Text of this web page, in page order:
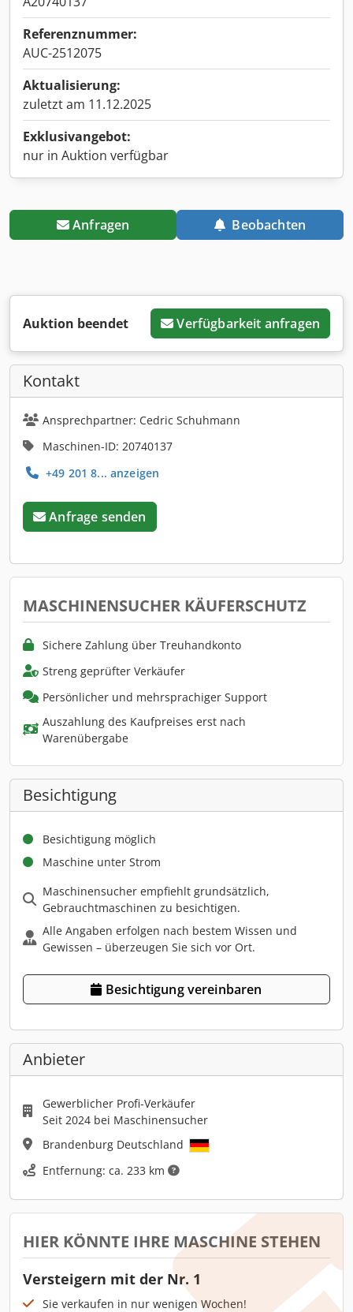
Referenznummer:
AUC-2512075
Aktualisierung:
zuletzt am 11.12.2025
Exklusivangebot:
nur in Auktion verfügbar
Anfragen Beobachten
Auktion beendet Verfügbarkeit anfragen
Kontakt
Ansprechpartner: Cedric Schuhmann
Maschinen-ID: 20740137
+49 201 8... anzeigen
Anfrage senden
MASCHINENSUCHER KÄUFERSCHUTZ
Sichere Zahlung über Treuhandkonto
Streng geprüfter Verkäufer
Persönlicher und mehrsprachiger Support
Auszahlung des Kaufpreises erst nach
Warenübergabe
Besichtigung
Besichtigung möglich
Maschine unter Strom
Maschinensucher empfiehlt grundsätzlich,
Gebrauchtmaschinen zu besichtigen.
Alle Angaben erfolgen nach bestem Wissen und
Gewissen – überzeugen Sie sich vor Ort.
Besichtigung vereinbaren
Anbieter
Gewerblicher Profi-Verkäufer
Seit 2024 bei Maschinensucher
Brandenburg Deutschland
Entfernung: ca. 233 km
HIER KÖNNTE IHRE MASCHINE STEHEN
Versteigern mit der Nr. 1
Sie verkaufen in nur wenigen Wochen!